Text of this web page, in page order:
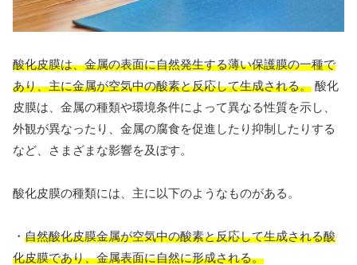
酸化皮膜は、金属の表面に自然発生する薄い保護膜の一種で
あり、主に金属が空気中の酸素と反応して生成される。 酸化
皮膜は、金属の種類や環境条件によって異なる性質を示し、
外観が異なったり、金属の腐食を促進したり抑制したりする
など、さまざまな影響を及ぼす。
酸化皮膜の種類には、主に以下のようなものがある。
・ 自然酸化皮膜金属が空気中の酸素と反応して生成される酸
化皮膜であり、金属表面に自然に形成される。